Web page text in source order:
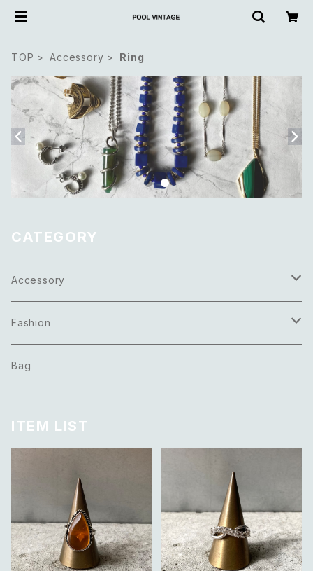
TOP Accessory Ring
CATEGORY
Accessory
Necklace
Pierce
Bracelet
Brooch
Fashion
Tops
Onepiece
Scarf
Bag
ITEM LIST